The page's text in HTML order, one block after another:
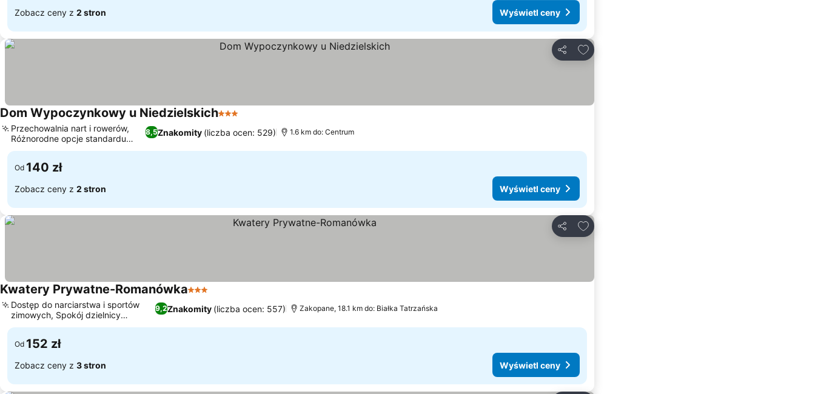
Zobacz ceny z 2 stron Wyświetl ceny
Udostępnij
Dodaj do ulubionych
Dom Wypoczynkowy u Niedzielskich3 Kategoria
8,5Znakomity (liczba ocen: 529)
Przechowalnia nart i rowerów,
Różnorodne opcje standardu
pokoi
1.6 km do: Centrum
Od 140 zł
Zobacz ceny z 2 stron Wyświetl ceny
Udostępnij
Dodaj do ulubionych
Kwatery Prywatne-Romanówka3 Kategoria
9,2Znakomity (liczba ocen: 557)
Dostęp do narciarstwa i sportów
zimowych, Spokój dzielnicy
Krzeptówki
Zakopane, 18.1 km do: Białka Tatrzańska
Od 152 zł
Zobacz ceny z 3 stron Wyświetl ceny